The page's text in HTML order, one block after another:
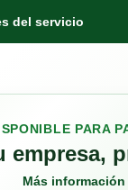
del servicio
PARA
empresa,
Más